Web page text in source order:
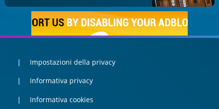
Impostazioni della privacy
Informativa privacy
Informativa cookies